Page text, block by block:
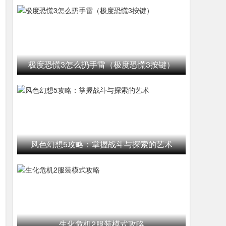
极度恐慌3怎么扔手雷（极度恐慌3按键）
风色幻想5攻略：掌握战斗与探索的艺术